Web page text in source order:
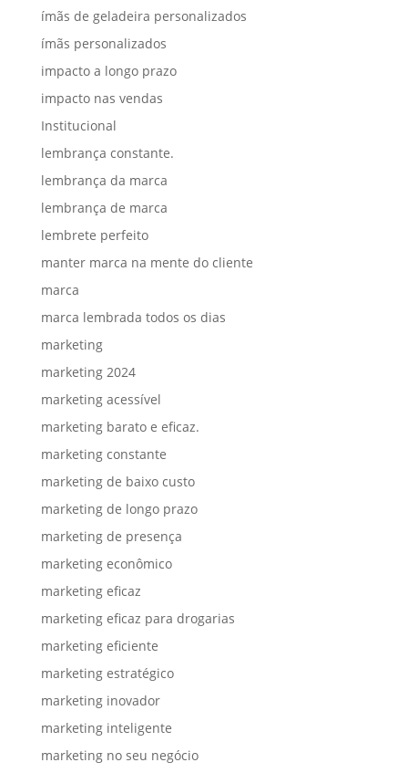
ímãs de geladeira personalizados
ímãs personalizados
impacto a longo prazo
impacto nas vendas
Institucional
lembrança constante.
lembrança da marca
lembrança de marca
lembrete perfeito
manter marca na mente do cliente
marca
marca lembrada todos os dias
marketing
marketing 2024
marketing acessível
marketing barato e eficaz.
marketing constante
marketing de baixo custo
marketing de longo prazo
marketing de presença
marketing econômico
marketing eficaz
marketing eficaz para drogarias
marketing eficiente
marketing estratégico
marketing inovador
marketing inteligente
marketing no seu negócio